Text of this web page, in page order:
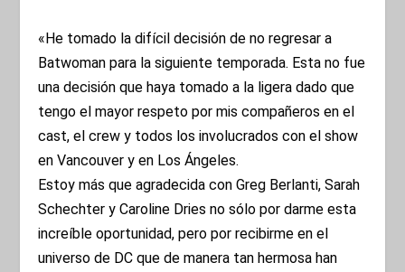
«He tomado la difícil decisión de no regresar a
Batwoman para la siguiente temporada. Esta no fue
una decisión que haya tomado a la ligera dado que
tengo el mayor respeto por mis compañeros en el
cast, el crew y todos los involucrados con el show
en Vancouver y en Los Ángeles.
Estoy más que agradecida con Greg Berlanti, Sarah
Schechter y Caroline Dries no sólo por darme esta
increíble oportunidad, pero por recibirme en el
universo de DC que de manera tan hermosa han